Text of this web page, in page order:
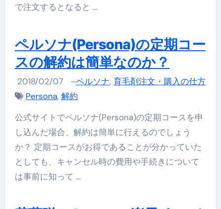
で注文するとなると …
ペルソナ(Persona)の定期コー
スの解約は簡単なのか？
2018/02/07 –ペルソナ, 育毛剤注文・購入の仕方
Persona, 解約
公式サイトでペルソナ(Persona)の定期コースを申
し込んだ場合、解約は簡単に行えるのでしょう
か？ 定期コースがお得であることが分かっていた
としても、キャンセル時の費用や手続きについて
は事前に知って …